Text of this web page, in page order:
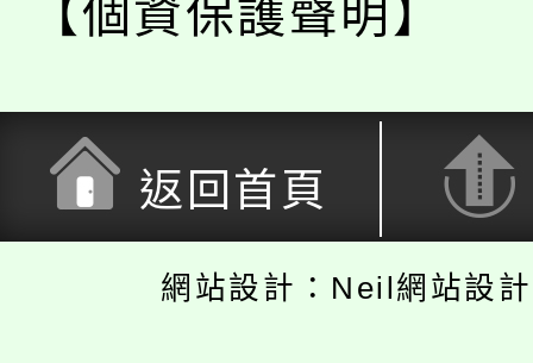
【個資保護聲明】
返回首頁
網站設計：Neil網站設